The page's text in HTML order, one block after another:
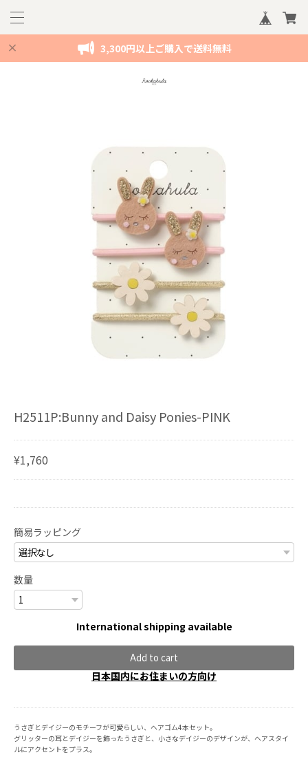
3,300円以上ご購入で送料無料
H2511P:Bunny and Daisy Ponies-PINK
¥1,760
簡易ラッピング
数量
International shipping available
Add to cart
日本国内にお住まいの方向け
うさぎとデイジーのモチーフが可愛らしい、ヘアゴム4本セット。
グリッターの耳とデイジーを飾ったうさぎと、小さなデイジーのデザインが、ヘアスタイ
ルにアクセントをプラス。